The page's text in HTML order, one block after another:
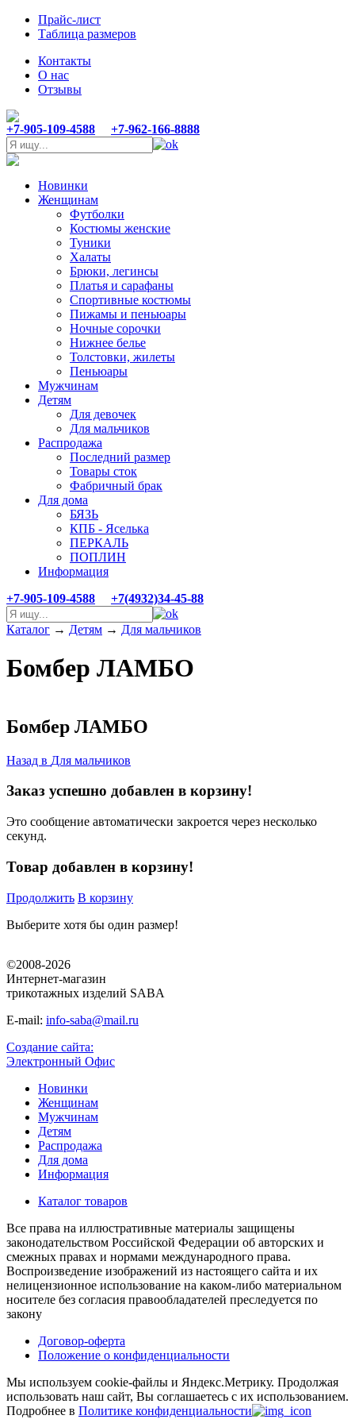
Прайс-лист
Таблица размеров
Контакты
О нас
Отзывы
+7-905-109-4588 +7-962-166-8888
Новинки
Женщинам
Футболки
Костюмы женские
Туники
Халаты
Брюки, легинсы
Платья и сарафаны
Спортивные костюмы
Пижамы и пеньюары
Ночные сорочки
Нижнее белье
Толстовки, жилеты
Пеньюары
Мужчинам
Детям
Для девочек
Для мальчиков
Распродажа
Последний размер
Товары сток
Фабричный брак
Для дома
БЯЗЬ
КПБ - Яселька
ПЕРКАЛЬ
ПОПЛИН
Информация
+7-905-109-4588
+7(4932)34-45-88
Каталог → Детям → Для мальчиков
Бомбер ЛАМБО
Бомбер ЛАМБО
Назад в Для мальчиков
Заказ успешно добавлен в корзину!
Это сообщение автоматически закроется через несколько
секунд.
Товар добавлен в корзину!
Продолжить В корзину
Выберите хотя бы один размер!
©2008-2026
Интернет-магазин
трикотажных изделий SABA
E-mail: info-saba@mail.ru
Создание сайта:
Электронный Офис
Новинки
Женщинам
Мужчинам
Детям
Распродажа
Для дома
Информация
Каталог товаров
Все права на иллюстративные материалы защищены
законодательством Российской Федерации об авторских и
смежных правах и нормами международного права.
Воспроизведение изображений из настоящего сайта и их
нелицензионное использование на каком-либо материальном
носителе без согласия правообладателей преследуется по
закону
Договор-оферта
Положение о конфиденциальности
Мы используем cookie-файлы и Яндекс.Метрику. Продолжая
использовать наш сайт, Вы соглашаетесь с их использованием.
Подробнее в Политике конфиденциальности